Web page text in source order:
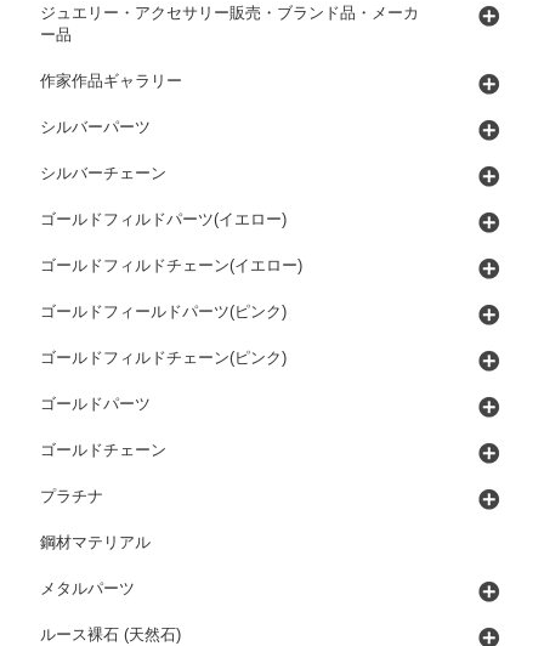
ジュエリー・アクセサリー販売・ブランド品・メーカ
ー品
作家作品ギャラリー
シルバーパーツ
シルバーチェーン
ゴールドフィルドパーツ(イエロー)
ゴールドフィルドチェーン(イエロー)
ゴールドフィールドパーツ(ピンク)
ゴールドフィルドチェーン(ピンク)
ゴールドパーツ
ゴールドチェーン
プラチナ
鋼材マテリアル
メタルパーツ
ルース裸石 (天然石)